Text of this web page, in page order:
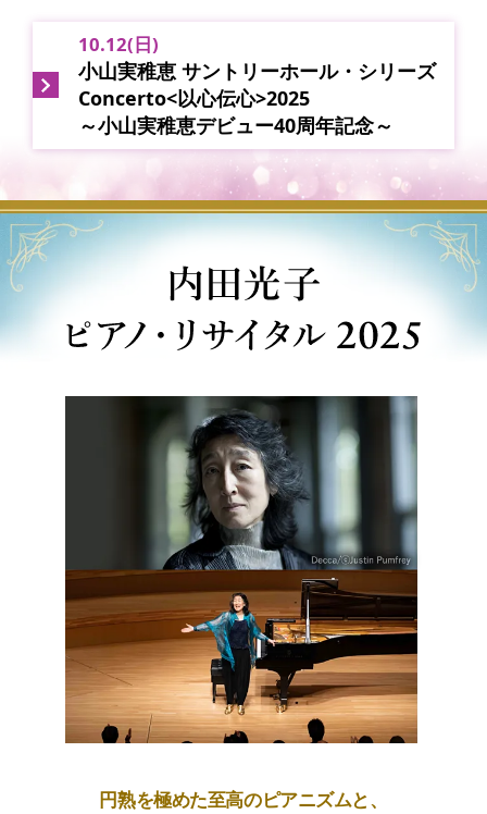
10.12(日)
小山実稚恵サントリーホール・シリーズ
Concerto<以心伝心>2025
～小山実稚恵デビュー40周年記念～
円熟を極めた至高のピアニズムと、